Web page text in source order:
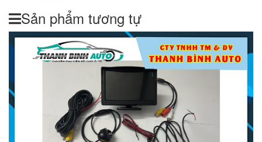
Sản phẩm tương tự